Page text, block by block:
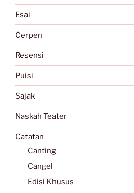
Esai
Cerpen
Resensi
Puisi
Sajak
Naskah Teater
Catatan
Canting
Cangel
Edisi Khusus